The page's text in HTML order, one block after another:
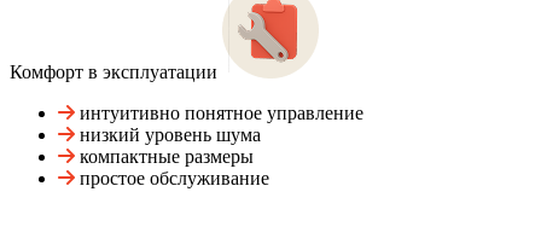
Комфорт в эксплуатации
интуитивно понятное управление
низкий уровень шума
компактные размеры
простое обслуживание